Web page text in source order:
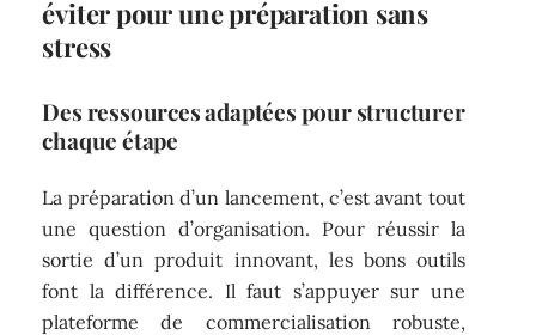
éviter pour une préparation sans
stress
Des ressources adaptées pour structurer
chaque étape
La préparation d’un lancement, c’est avant tout
une question d’organisation. Pour réussir la
sortie d’un produit innovant, les bons outils
font la différence. Il faut s’appuyer sur une
plateforme de commercialisation robuste,